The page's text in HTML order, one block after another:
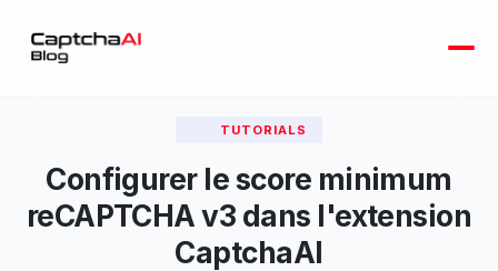
TUTORIALS
Configurer le score minimum
reCAPTCHA v3 dans l'extension
CaptchaAI